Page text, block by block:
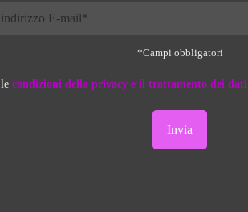
*Campi obbligatori
condizioni della privacy e il trattamento dei dati